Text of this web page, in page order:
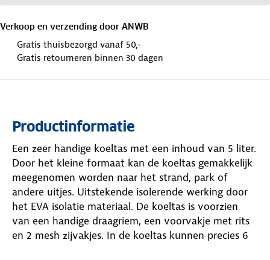
Verkoop en verzending door ANWB
Gratis thuisbezorgd vanaf 50,-
Gratis retourneren binnen 30 dagen
Productinformatie
Een zeer handige koeltas met een inhoud van 5 liter.
Door het kleine formaat kan de koeltas gemakkelijk
meegenomen worden naar het strand, park of
andere uitjes. Uitstekende isolerende werking door
het EVA isolatie materiaal. De koeltas is voorzien
van een handige draagriem, een voorvakje met rits
en 2 mesh zijvakjes. In de koeltas kunnen precies 6